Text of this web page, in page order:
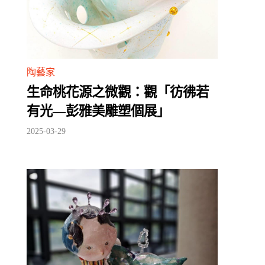
陶藝家
生命桃花源之微觀：觀「彷彿若
有光—彭雅美雕塑個展」
2025-03-29